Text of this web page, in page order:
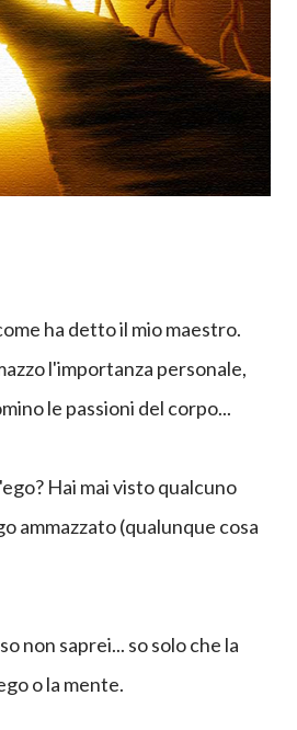
ha detto il mio maestro.
l'importanza personale,
le passioni del corpo...
Hai mai visto qualcuno
ammazzato (qualunque cosa
non saprei... so solo che la
o la mente.